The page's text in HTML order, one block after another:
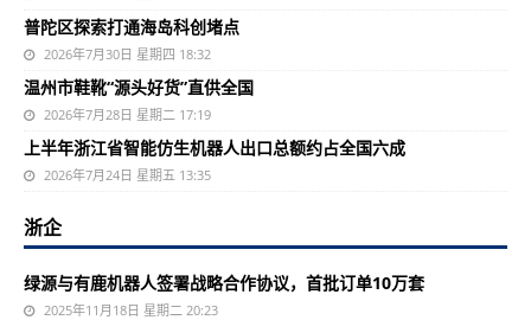
普陀区探索打通海岛科创堵点
2026年7月30日 星期四 18:32
温州市鞋靴“源头好货”直供全国
2026年7月28日 星期二 17:19
上半年浙江省智能仿生机器人出口总额约占全国六成
2026年7月24日 星期五 13:35
浙企
绿源与有鹿机器人签署战略合作协议，首批订单10万套
2025年11月18日 星期二 20:23